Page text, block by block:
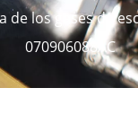
los gases de
070906088AC